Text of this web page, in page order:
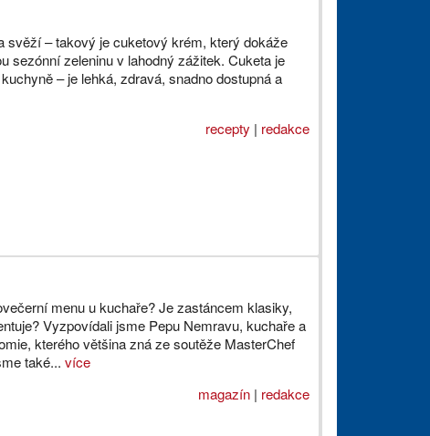
svěží – takový je cuketový krém, který dokáže
sezónní zeleninu v lahodný zážitek. Cuketa je
– je lehká, zdravá, snadno dostupná a
recepty | redakce
menu u kuchaře? Je zastáncem klasiky,
Vyzpovídali jsme Pepu Nemravu, kuchaře a
kterého většina zná ze soutěže MasterChef
také...více
magazín| redakce